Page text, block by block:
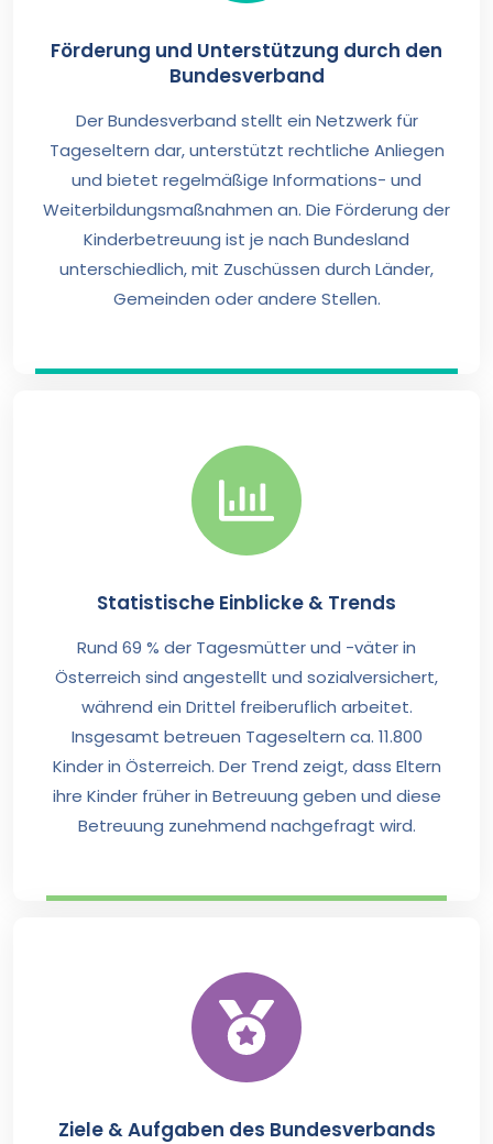
Förderung und Unterstützung durch den
Bundesverband
Der Bundesverband stellt ein Netzwerk für
Tageseltern dar, unterstützt rechtliche Anliegen
und bietet regelmäßige Informations- und
Weiterbildungsmaßnahmen an. Die Förderung der
Kinderbetreuung ist je nach Bundesland
unterschiedlich, mit Zuschüssen durch Länder,
Gemeinden oder andere Stellen.
Statistische Einblicke & Trends
Rund 69 % der Tagesmütter und -väter in
Österreich sind angestellt und sozialversichert,
während ein Drittel freiberuflich arbeitet.
Insgesamt betreuen Tageseltern ca. 11.800
Kinder in Österreich. Der Trend zeigt, dass Eltern
ihre Kinder früher in Betreuung geben und diese
Betreuung zunehmend nachgefragt wird.
Ziele & Aufgaben des Bundesverbands